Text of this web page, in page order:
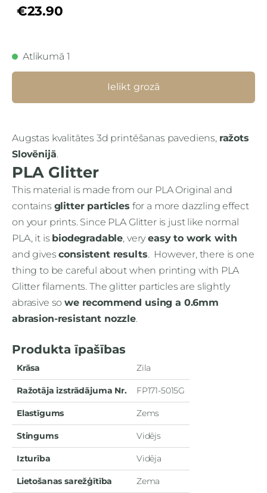
€23.90
Atlikumā 1
Ielikt grozā
Augstas kvalitātes 3d printēšanas pavediens, ražots
Slovēnijā.
PLA Glitter
This material is made from our PLA Original and
contains glitter particles for a more dazzling effect
on your prints. Since PLA Glitter is just like normal
PLA, it is biodegradable, veryeasy to work with
and givesconsistent results. However, there is one
thing to be careful about when printing with PLA
Glitter filaments. The glitter particles are slightly
abrasive sowe recommend using a 0.6mm
abrasion-resistant nozzle.
Produkta īpašības
Krāsa Zila
Ražotāja izstrādājuma Nr. FP171-5015G
Elastīgums Zems
Stingums Vidējs
Izturība Vidēja
Lietošanas sarežģītība Zema